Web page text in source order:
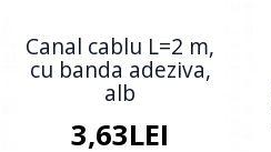
Canal cablu L=2 m,
cu banda adeziva,
alb
3,63LEI